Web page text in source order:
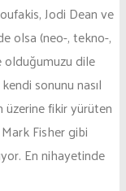
Jodi Dean ve
olsa (neo-, tekno-,
dile
sonunu nasıl
üzerine fikir yürüten
Fisher gibi
En nihayetinde